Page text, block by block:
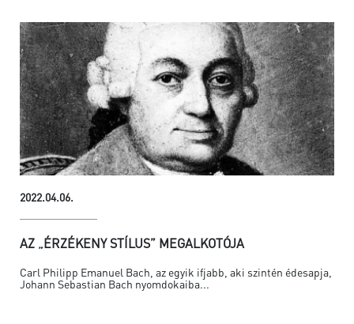
2022.04.06.
AZ „ÉRZÉKENY STÍLUS” MEGALKOTÓJA
Carl Philipp Emanuel Bach, az egyik ifjabb, aki szintén édesapja,
Johann Sebastian Bach nyomdokaiba...